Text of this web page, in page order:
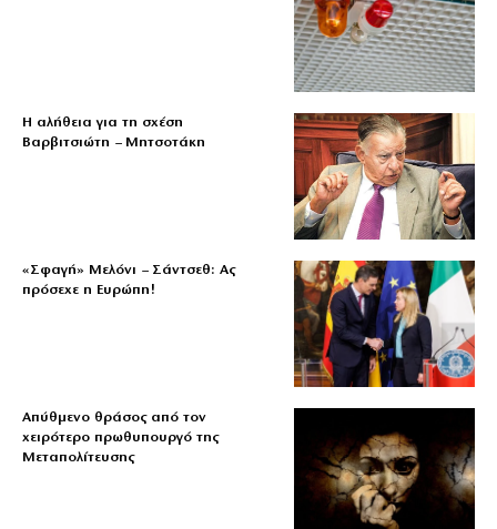
Η αλήθεια για τη σχέση
Βαρβιτσιώτη – Μητσοτάκη
«Σφαγή» Μελόνι – Σάντσεθ: Ας
πρόσεχε η Ευρώπη!
Απύθμενο θράσος από τον
χειρότερο πρωθυπουργό της
Μεταπολίτευσης